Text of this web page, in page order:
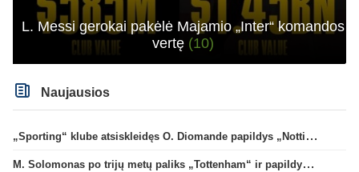
L. Messi gerokai pakėlė Majamio „Inter“ komandos
vertę (10)
Naujausios
„Sporting“ klube atsiskleidęs O. Diomande papildys „Nottingham“ gretas
M. Solomonas po trijų metų paliks „Tottenham“ ir papildys „West Ham“ klubą